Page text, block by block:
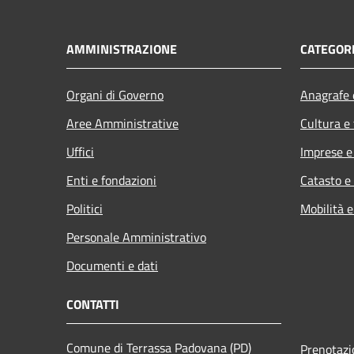
AMMINISTRAZIONE
Organi di Governo
Aree Amministrative
Uffici
Enti e fondazioni
Politici
Personale Amministrativo
Documenti e dati
Cultura
Imprese
Catasto
Mobilità
CONTATTI
Comune di Terrassa Padovana (PD)